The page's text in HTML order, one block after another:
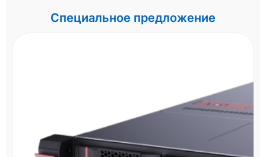
Специальное предложение